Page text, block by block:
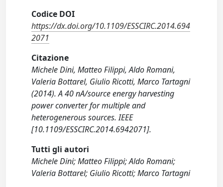
Codice DOI
https://dx.doi.org/10.1109/ESSCIRC.2014.694
2071
Citazione
Michele Dini, Matteo Filippi, Aldo Romani,
Valeria Bottarel, Giulio Ricotti, Marco Tartagni
(2014). A 40 nA/source energy harvesting
power converter for multiple and
heterogenerous sources. IEEE
[10.1109/ESSCIRC.2014.6942071].
Tutti gli autori
Michele Dini; Matteo Filippi; Aldo Romani;
Valeria Bottarel; Giulio Ricotti; Marco Tartagni